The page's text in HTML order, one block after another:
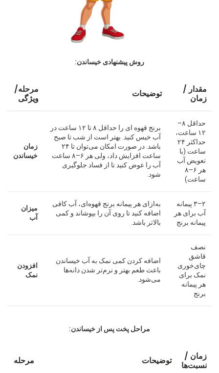
روش پیشنهادی خیساندن:
مرحله/
ویژگی
توضیحات
مقدار /
زمان
زمان
خیساندن
برنج قهوه ای را حداقل ۸ تا ۱۲ ساعت در
آب خیس کنید. بهتر است از شب تا صبح
باشد. در صورت امکان می‌توان تا ۲۴
ساعت افزایش داد، ولی هر ۶–۸ ساعت
آب را عوض کنید تا از فساد جلوگیری
شود.
حداقل ۸–
۱۲ ساعت،
حداکثر ۲۴
ساعت (با
تعویض آب
هر ۶–۸
ساعت)
میزان
آب
به‌ازای هر پیمانه برنج قهوه‌ای، آب کافی
اضافه کنید تا روی آن را بپوشاند و کمی
بالاتر باشد.
۲–۳ پیمانه
آب برای هر
پیمانه برنج
افزودن
نمک
اضافه کردن کمی نمک به آب خیساندن
باعث طعم بهتر و نرم‌تر شدن دانه‌ها
می‌شود.
نصف
قاشق
چای‌خوری
نمک برای
هر پیمانه
برنج
مراحل پخت پس از خیساندن:
مرحله توضیحات
زمان /
نسبت‌ها